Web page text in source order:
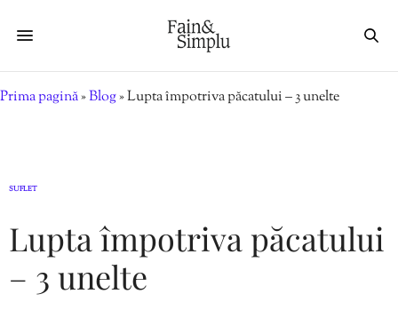
Prima pagină»Blog»Lupta împotriva păcatului – 3 unelte
SUFLET
Lupta împotriva păcatului
– 3 unelte